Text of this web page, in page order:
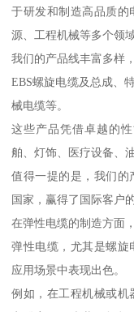
于研发和制造高品质的
源、工程机械等多个领域
我们的产品线丰富多样
EBS螺旋电缆及总成、
械电缆等。
这些产品凭借卓越的
舶、灯饰、医疗设备、
值得一提的是，我们的
国家，赢得了国际客户
在弹性电缆的制造方面
弹性电缆，尤其是螺旋
应用场景中表现出色。
例如，在工程机械或机